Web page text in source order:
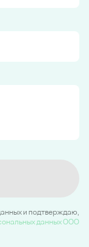
и подтверждаю,
данных ООО